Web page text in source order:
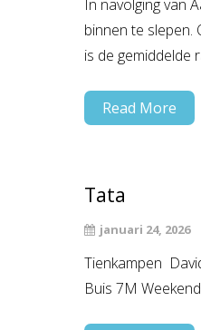
In navolging van
binnen te slepen.
is de gemiddelde
Read More
Tata
januari 24, 2026
Tienkampen
Buis 7M